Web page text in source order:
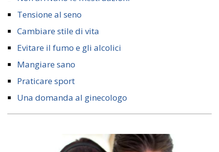
Tensione al seno
Cambiare stile di vita
Evitare il fumo e gli alcolici
Mangiare sano
Praticare sport
Una domanda al ginecologo